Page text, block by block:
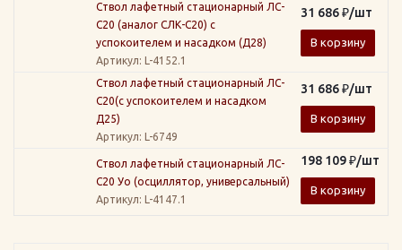
Ствол лафетный стационарный ЛС-
С20 (аналог СЛК-С20) с
успокоителем и насадком (Д28)
Артикул: L-4152.1
31 686₽/шт
В корзину
Ствол лафетный стационарный ЛС-
С20(с успокоителем и насадком
Д25)
Артикул: L-6749
31 686₽/шт
В корзину
Ствол лафетный стационарный ЛС-
С20 Уо (осциллятор, универсальный)
Артикул: L-4147.1
198 109₽/шт
В корзину